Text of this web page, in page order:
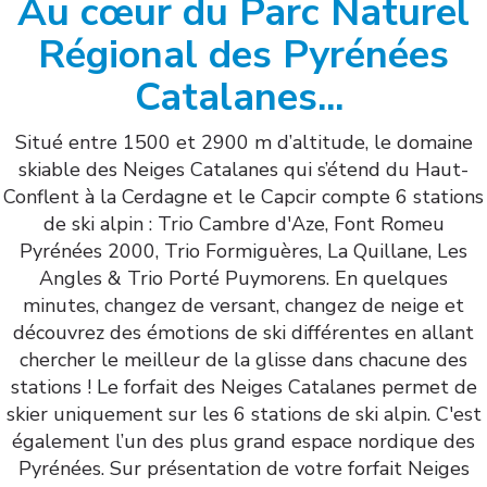
Au cœur du Parc Naturel
Régional des Pyrénées
Catalanes...
Situé entre 1500 et 2900 m d’altitude, le domaine
skiable des Neiges Catalanes qui s’étend du Haut-
Conflent à la Cerdagne et le Capcir compte 6 stations
de ski alpin : Trio Cambre d'Aze, Font Romeu
Pyrénées 2000, Trio Formiguères, La Quillane, Les
Angles & Trio Porté Puymorens. En quelques
minutes, changez de versant, changez de neige et
découvrez des émotions de ski différentes en allant
chercher le meilleur de la glisse dans chacune des
stations ! Le forfait des Neiges Catalanes permet de
skier uniquement sur les 6 stations de ski alpin. C'est
également l’un des plus grand espace nordique des
Pyrénées. Sur présentation de votre forfait Neiges